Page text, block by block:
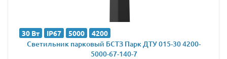
30 Вт IP67 5000 4200
Светильник парковый БСТЗ Парк ДТУ 015-30 4200-
5000-67-140-7